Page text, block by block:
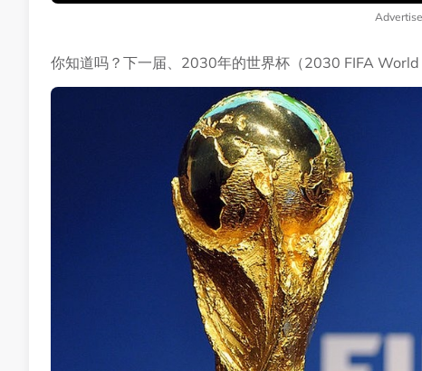
你知道吗？下一届、2030年的世界杯（2030 FIFA World